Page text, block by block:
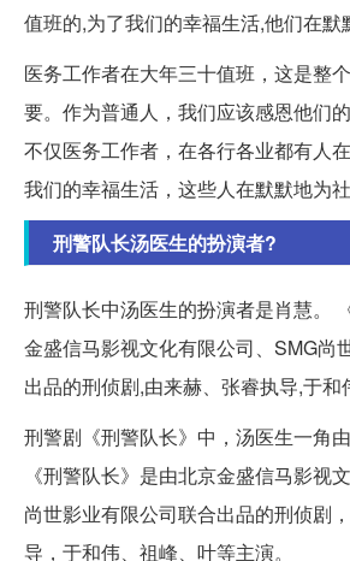
值班的,为了我们的幸福生活,他们在默
医务工作者在大年三十值班，这是整
要。作为普通人，我们应该感恩他们
不仅医务工作者，在各行各业都有人
我们的幸福生活，这些人在默默地为社
刑警队长汤医生的扮演者?
刑警队长中汤医生的扮演者是肖慧。
金盛信马影视文化有限公司、SMG尚
出品的刑侦剧,由来赫、张睿执导,于和
刑警剧《刑警队长》中，汤医生一角由
《刑警队长》是由北京金盛信马影视
尚世影业有限公司联合出品的刑侦剧
导，于和伟、祖峰、叶等主演。